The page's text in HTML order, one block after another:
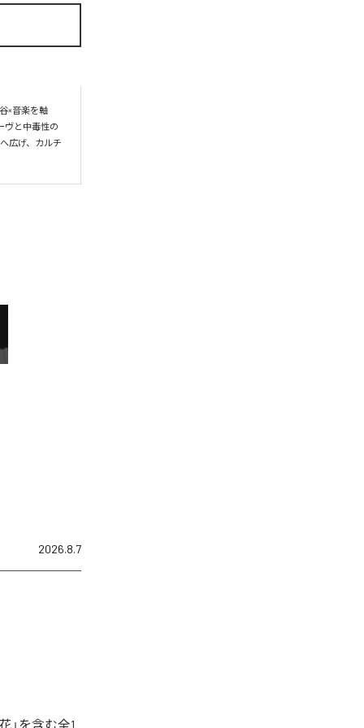
×音楽を軸
ヴと中毒性の
広げ、カルチ
2026.8.7
」を含む全1